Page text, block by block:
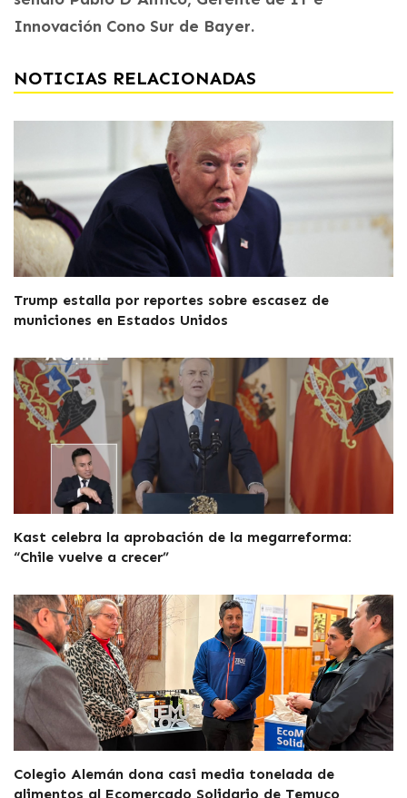
Innovación Cono Sur de Bayer.
NOTICIAS RELACIONADAS
Trump estalla por reportes sobre escasez de
municiones en Estados Unidos
Kast celebra la aprobación de la megarreforma:
“Chile vuelve a crecer”
Colegio Alemán dona casi media tonelada de
alimentos al Ecomercado Solidario de Temuco